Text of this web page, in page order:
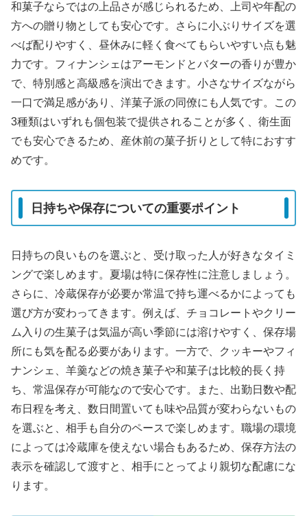
和菓子ならではの上品さが感じられるため、上司や年配の
方への贈り物としても安心です。さらに小ぶりサイズを選
べば配りやすく、昼休みに軽く食べてもらいやすい点も魅
力です。フィナンシェはアーモンドとバターの香りが豊か
で、特別感と高級感を演出できます。小さなサイズながら
一口で満足感があり、洋菓子派の同僚にも人気です。この
3種類はいずれも個包装で提供されることが多く、衛生面
でも安心できるため、産休前の菓子折りとして特におすす
めです。
日持ちや保存についての重要ポイント
日持ちの良いものを選ぶと、受け取った人が好きなタイミ
ングで楽しめます。夏場は特に保存性に注意しましょう。
さらに、冷蔵保存が必要か常温で持ち運べるかによっても
選び方が変わってきます。例えば、チョコレートやクリー
ム入りの生菓子は気温が高い季節には溶けやすく、保存場
所にも気を配る必要があります。一方で、クッキーやフィ
ナンシェ、羊羹などの焼き菓子や和菓子は比較的長く持
ち、常温保存が可能なので安心です。また、出勤日数や配
布日程を考え、数日間置いても味や品質が変わらないもの
を選ぶと、相手も自分のペースで楽しめます。職場の環境
によっては冷蔵庫を使えない場合もあるため、保存方法の
表示を確認して渡すと、相手にとってより親切な配慮にな
ります。